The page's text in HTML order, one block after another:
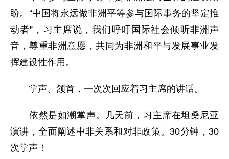
盼。“中国将永远做非洲平等参与国际事务的坚定推
动者”，习主席说，我们呼吁国际社会倾听非洲声
音，尊重非洲意愿，共同为非洲和平与发展事业发
挥建设性作用。
掌声、颔首，一次次回应着习主席的讲话。
依然是如潮掌声。几天前，习主席在坦桑尼亚
演讲，全面阐述中非关系和对非政策。30分钟，30
次掌声！